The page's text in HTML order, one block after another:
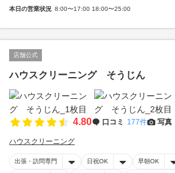
本日の営業状況 8:00〜17:00 18:00〜25:00
店舗公式
ハウスクリーニング そうじん
4.80 口コミ 177件 写真
ハウスクリーニング
出張・訪問専門 日祝OK 早朝OK